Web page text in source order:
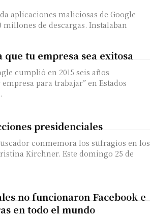
aplicaciones maliciosas de Google
millones de descargas. Instalaban
que tu empresa sea exitosa
cumplió en 2015 seis años
para trabajar” en Estados
presidenciales
conmemora los sufragios en los
Este domingo 25 de
no funcionaron Facebook e
en todo el mundo